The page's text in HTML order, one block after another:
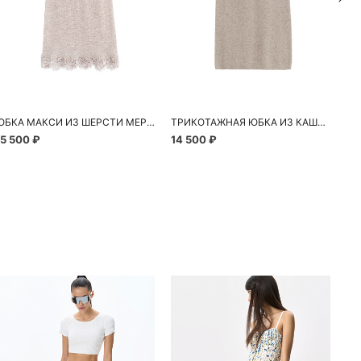
ЮБКА МАКСИ ИЗ ШЕРСТИ МЕРИНОСА С КРУЖЕВОМ
500 ₽
ТРИКОТАЖНАЯ ЮБКА ИЗ КАШЕМИРА И ШЕРСТИ
14 500 ₽